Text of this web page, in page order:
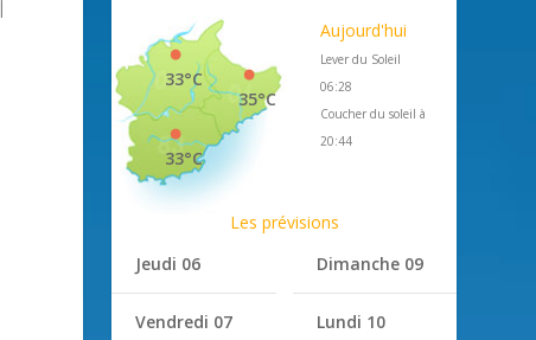
|
35°C
33°C
33°C
Aujourd'hui
Lever du Soleil
06:28
Coucher du soleil à
20:44
Les prévisions
Jeudi 06
Vendredi 07
Dimanche 09
Lundi 10